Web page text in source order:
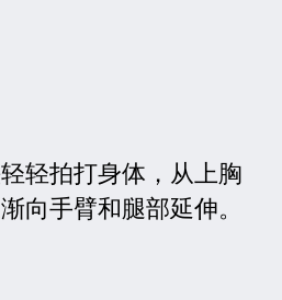
轻拍打身体，从上胸
向手臂和腿部延伸。